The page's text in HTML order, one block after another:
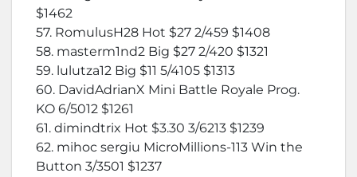
$1462
57. RomulusH28 Hot $27 2/459 $1408
58. masterm1nd2 Big $27 2/420 $1321
59. lulutza12 Big $11 5/4105 $1313
60. DavidAdrianX Mini Battle Royale Prog.
KO 6/5012 $1261
61. dimindtrix Hot $3.30 3/6213 $1239
62. mihoc sergiu MicroMillions-113 Win the
Button 3/3501 $1237